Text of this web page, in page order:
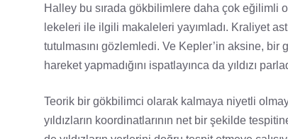
Halley bu sırada gökbilimlere daha çok eğilimli
lekeleri ile ilgili makaleleri yayımladı. Kraliyet
tutulmasını gözlemledi. Ve Kepler’in aksine, bir
hareket yapmadığını ispatlayınca da yıldızı
Teorik bir gökbilimci olarak kalmaya niyetli
yıldızların koordinatlarının net bir şekilde